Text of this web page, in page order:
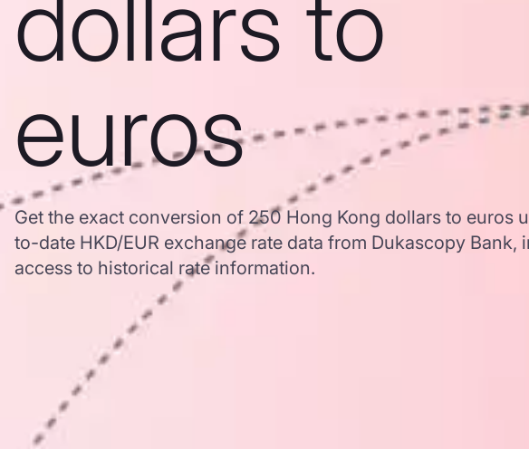
dollars to
euros
Get the exact conversion of 250 Hong Kong dollars to euros
to-date HKD/EUR exchange rate data from Dukascopy Bank,
access to historical rate information.